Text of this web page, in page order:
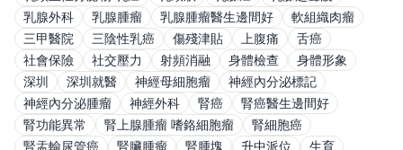
乳腺外科
乳腺腫瘤 乳腺腫瘤醫生邊間好
軟組織肉瘤
三甲醫院
三陰性乳癌 傷殘津貼 上腹痛
舌癌
社會保險
社交壓力 射頻消融 身體檢查
身體形象
深圳
深圳就醫 神經母細胞瘤
神經內分泌標記
神經內分泌腫瘤
神經外科 腎癌
腎癌醫生邊間好
腎功能異常
腎上腺腫瘤 嗜鉻細胞瘤
腎細胞癌
腎盂輸尿管癌
腎臟腫瘤 腎腫塊 升中派位 生育